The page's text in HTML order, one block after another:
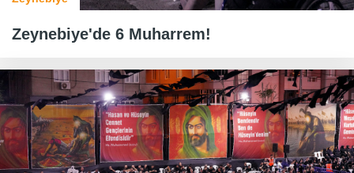
Zeynebiye'de 6 Muharrem!